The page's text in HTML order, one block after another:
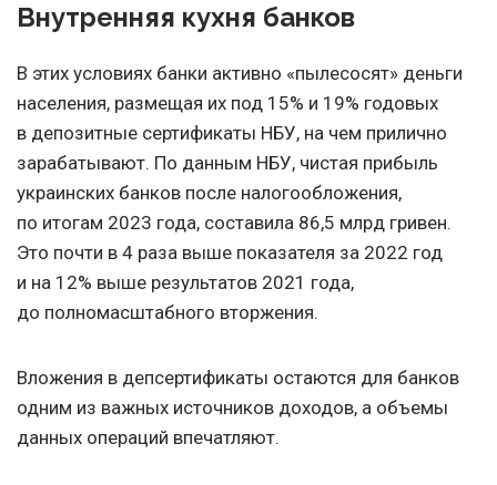
Внутренняя кухня банков
В этих условиях банки активно «пылесосят» деньги
населения, размещая их под 15% и 19% годовых
в депозитные сертификаты НБУ, на чем прилично
зарабатывают. По данным НБУ, чистая прибыль
украинских банков после налогообложения,
по итогам 2023 года, составила 86,5 млрд гривен.
Это почти в 4 раза выше показателя за 2022 год
и на 12% выше результатов 2021 года,
до полномасштабного вторжения.
Вложения в депсертификаты остаются для банков
одним из важных источников доходов, а объемы
данных операций впечатляют.